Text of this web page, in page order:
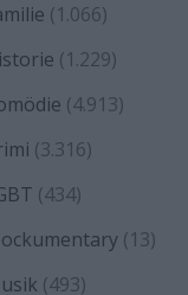
(1.066)
(1.229)
(4.913)
(3.316)
(434)
(13)
(493)